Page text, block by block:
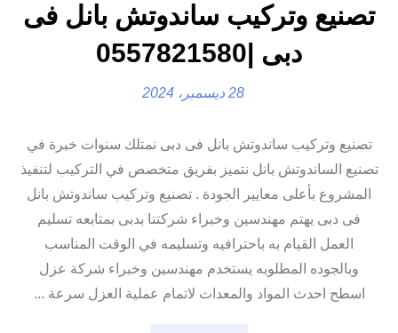
تصنيع وتركيب ساندوتش بانل فى
دبى |0557821580
28 ديسمبر، 2024
تصنيع وتركيب ساندوتش بانل فى دبى نمتلك سنوات خبرة في
تصنيع الساندوتش بانل نتميز بفريق متخصص في التركيب لتنفيذ
المشروع بأعلى معايير الجودة . تصنيع وتركيب ساندوتش بانل
فى دبى يهتم مهندسين وخبراء شركتنا بدبى بمتابعه تسليم
العمل القيام به باحترافيه وتسليمه في الوقت المناسب
وبالجوده المطلوبه يستخدم مهندسين وخبراء شركة عزل
اسطح احدث المواد والمعدات لاتمام عملية العزل سرعة ...